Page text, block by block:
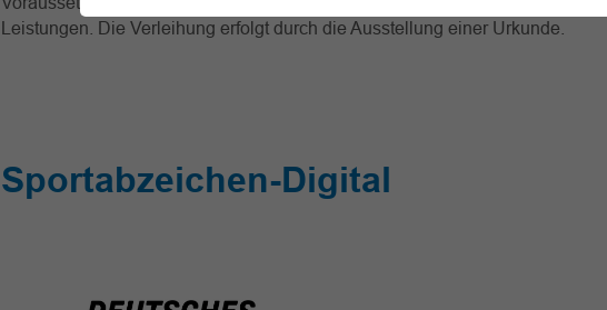
Leistungen. Die Verleihung erfolgt durch die Ausstellung einer Urkunde.
Sportabzeichen-Digital